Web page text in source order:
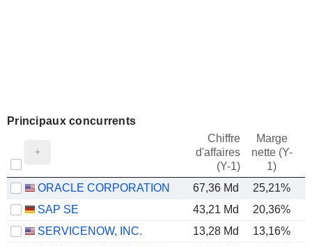
Principaux concurrents
Chiffre
d'affaires
(Y-1)
Marge
nette (Y-
1)
ORACLE CORPORATION 67,36 Md 25,21%
SAP SE
43,21 Md 20,36%
SERVICENOW, INC.
13,28 Md 13,16%